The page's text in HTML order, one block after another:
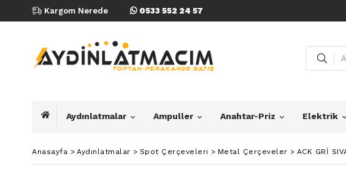
Kargom Nerede 0533 552 24 57
Aydınlatmalar Ampuller Anahtar-Priz Elektrik
Anasayfa > Aydınlatmalar > Spot Çerçeveleri > Metal Çerçeveler > ACK GRİ